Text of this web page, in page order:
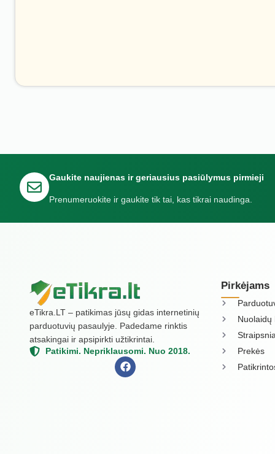
Gaukite naujienas ir geriausius pasiūlymus pirmieji
Prenumeruokite ir gaukite tik tai, kas tikrai naudinga.
eTikra.LT – patikimas jūsų gidas internetinių
parduotuvių pasaulyje. Padedame rinktis
atsakingai ir apsipirkti užtikrintai.
Patikimi. Nepriklausomi. Nuo 2018.
Pirkėjams
Nuolaidų
Prekės